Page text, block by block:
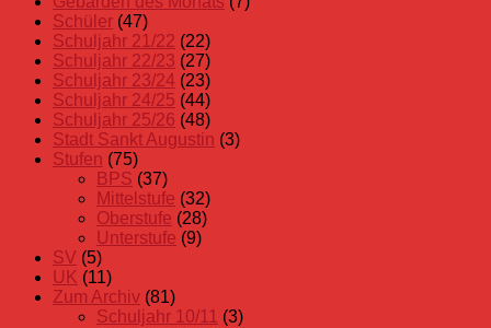
Schüler (47)
Schuljahr 21/22 (22)
Schuljahr 22/23 (27)
Schuljahr 23/24 (23)
Schuljahr 24/25 (44)
Schuljahr 25/26 (48)
Stadt Sankt Augustin (3)
Stufen (75)
BPS (37)
Mittelstufe (32)
Oberstufe (28)
Unterstufe (9)
SV (5)
UK (11)
Zum Archiv (81)
Schuljahr 10/11 (3)